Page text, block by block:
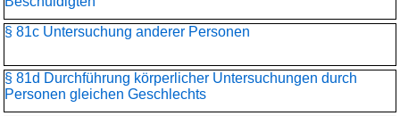
§ 81c Untersuchung anderer Personen
§ 81d Durchführung körperlicher Untersuchungen durch
Personen gleichen Geschlechts